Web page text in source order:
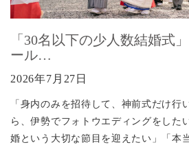
「30名以下の少人数結婚式
ール…
2026年7月27日
「身内のみを招待して、神前式だけ行
ら、伊勢でフォトウエディングをした
婚という大切な節目を迎えたい」「本